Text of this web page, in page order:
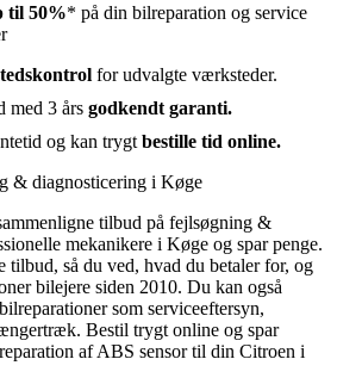
til 50%* på din bilreparation og service
for udvalgte værksteder.
med 3 års godkendt garanti.
og kan trygt bestille tid online.
& diagnosticering i Køge
tilbud på fejlsøgning &
mekanikere i Køge og spar penge.
tilbud, så du ved, hvad du betaler for, og
bilejere siden 2010. Du kan også
som serviceeftersyn,
Bestil trygt online og spar
af ABS sensor til din Citroen i